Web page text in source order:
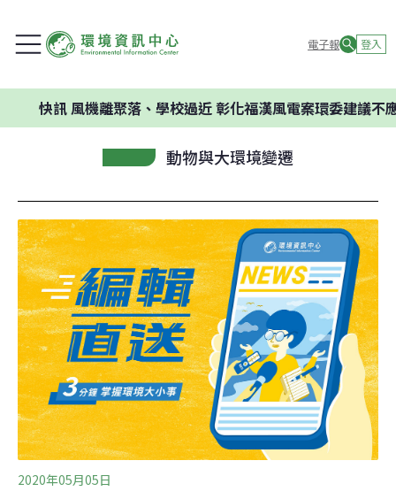
電子報 登入
風機離聚落、學校過近 彰化福漢風電案環委建議不應開發
動物與大環境變遷
2020年05月05日